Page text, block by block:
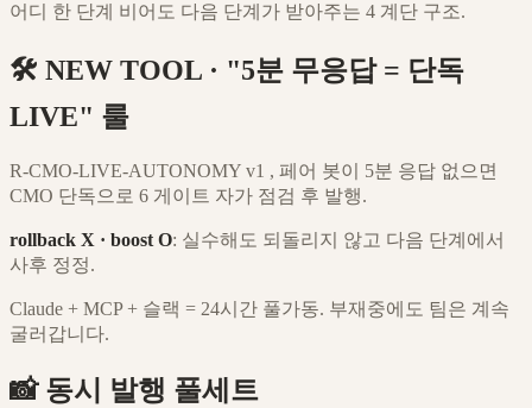
어디 한 단계 비어도 다음 단계가 받아주는 4 계단 구조.
🛠️ NEW TOOL · "5분 무응답 = 단독
LIVE" 룰
R-CMO-LIVE-AUTONOMY v1 , 페어 봇이 5분 응답 없으면
CMO 단독으로 6 게이트 자가 점검 후 발행.
rollback X · boost O: 실수해도 되돌리지 않고 다음 단계에서
사후 정정.
Claude + MCP + 슬랙 = 24시간 풀가동. 부재중에도 팀은 계속
굴러갑니다.
📸 동시 발행 풀세트